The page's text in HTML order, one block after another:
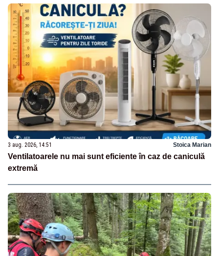
3 aug. 2026, 14:51 Stoica Marian
Ventilatoarele nu mai sunt eficiente în caz de caniculă
extremă